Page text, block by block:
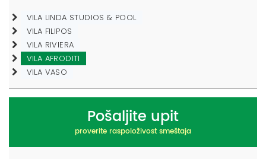
VILA LINDA STUDIOS & POOL
VILA FILIPOS
VILA RIVIERA
VILA AFRODITI
VILA VASO
Pošaljite upit
proverite raspoloživost smeštaja